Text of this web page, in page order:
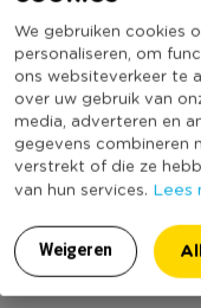
We gebruiken cookies
personaliseren, om
ons websiteverkeer te
over uw gebruik van
media, adverteren en
gegevens combineren
verstrekt of die ze
van hun services. Lees
Weigeren
* Afmeting: 31x17 cm
Productbreedte (cm)
Producthoogte (cm)
Kleur
Productlengte (cm)